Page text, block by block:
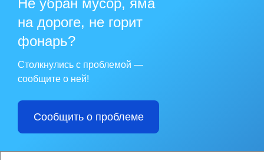
Не убран мусор, яма
на дороге, не горит
фонарь?
Столкнулись с проблемой —
сообщите о ней!
Сообщить о проблеме